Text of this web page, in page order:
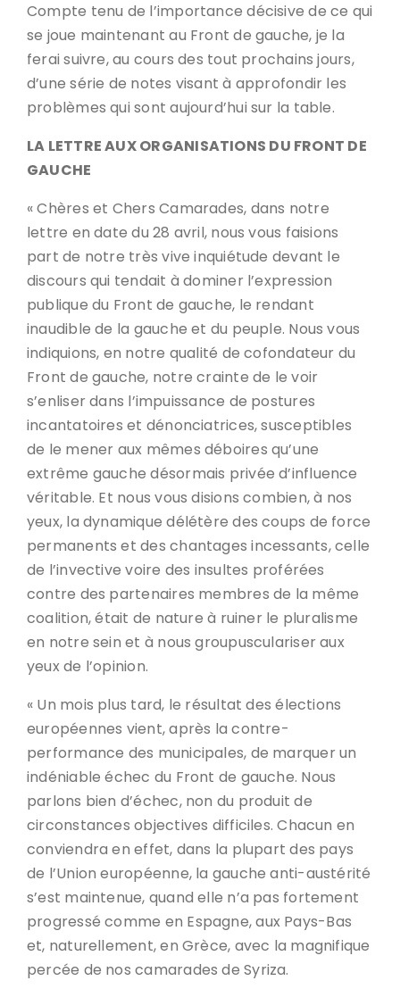
Compte tenu de l’importance décisive de ce qui
se joue maintenant au Front de gauche, je la
ferai suivre, au cours des tout prochains jours,
d’une série de notes visant à approfondir les
problèmes qui sont aujourd’hui sur la table.
LA LETTRE AUX ORGANISATIONS DU FRONT DE
GAUCHE
« Chères et Chers Camarades, dans notre
lettre en date du 28 avril, nous vous faisions
part de notre très vive inquiétude devant le
discours qui tendait à dominer l’expression
publique du Front de gauche, le rendant
inaudible de la gauche et du peuple. Nous vous
indiquions, en notre qualité de cofondateur du
Front de gauche, notre crainte de le voir
s’enliser dans l’impuissance de postures
incantatoires et dénonciatrices, susceptibles
de le mener aux mêmes déboires qu’une
extrême gauche désormais privée d’influence
véritable. Et nous vous disions combien, à nos
yeux, la dynamique délétère des coups de force
permanents et des chantages incessants, celle
de l’invective voire des insultes proférées
contre des partenaires membres de la même
coalition, était de nature à ruiner le pluralisme
en notre sein et à nous groupusculariser aux
yeux de l’opinion.
« Un mois plus tard, le résultat des élections
européennes vient, après la contre-
performance des municipales, de marquer un
indéniable échec du Front de gauche. Nous
parlons bien d’échec, non du produit de
circonstances objectives difficiles. Chacun en
conviendra en effet, dans la plupart des pays
de l’Union européenne, la gauche anti-austérité
s’est maintenue, quand elle n’a pas fortement
progressé comme en Espagne, aux Pays-Bas
et, naturellement, en Grèce, avec la magnifique
percée de nos camarades de Syriza.